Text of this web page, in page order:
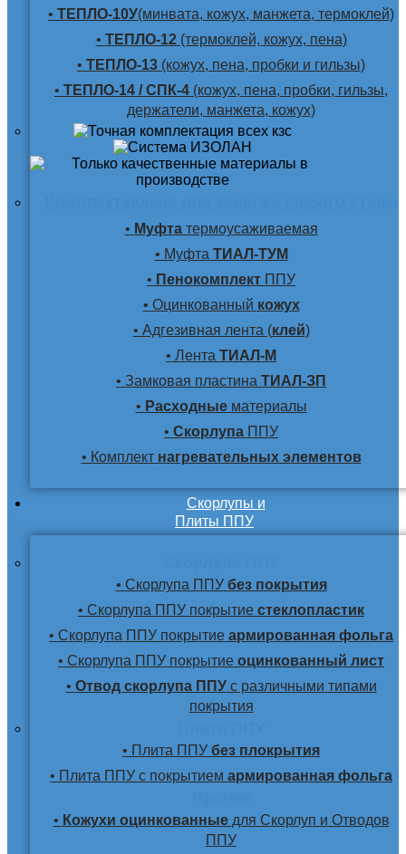
• ТЕПЛО-10У(минвата, кожух, манжета, термоклей)
• ТЕПЛО-12(термоклей, кожух, пена)
• ТЕПЛО-13 (кожух, пена, пробки и гильзы)
• ТЕПЛО-14 / СПК-4 (кожух, пена, пробки, гильзы,
держатели, манжета, кожух)
• Муфтатермоусаживаемая
• Муфта ТИАЛ-ТУМ
• Пенокомплект ППУ
• Оцинкованный кожух
• Адгезивная лента (клей)
• Лента ТИАЛ-М
• Замковая пластина ТИАЛ-ЗП
• Расходныематериалы
• Скорлупа ППУ
• Комплектнагревательных элементов
Скорлупы и
Плиты ППУ
• Скорлупа ППУбез покрытия
• Скорлупа ППУ покрытие стеклопластик
• Скорлупа ППУ покрытие армированная фольга
• Скорлупа ППУ покрытие оцинкованный лист
• Отвод скорлупа ППУс различными типами
покрытия
• Плита ППУ без плокрытия
• Плита ППУ с покрытием армированная фольга
• Кожухи оцинкованные для Скорлуп и Отводов
ППУ